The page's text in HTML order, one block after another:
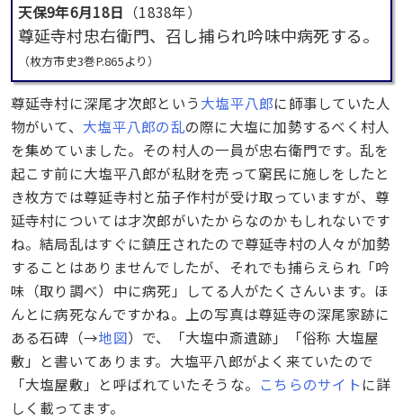
天保9年6月18日 （1838年）
尊延寺村忠右衛門、召し捕られ吟味中病死する。
（枚方市史3巻P.865より）
尊延寺村に深尾才次郎という大塩平八郎に師事していた人
物がいて、 大塩平八郎の乱の際に大塩に加勢するべく村人
を集めていました。その村人の一員が忠右衛門です。乱を
起こす前に大塩平八郎が私財を売って窮民に施しをしたと
き枚方では尊延寺村と茄子作村が受け取っていますが、尊
延寺村については才次郎がいたからなのかもしれないです
ね。結局乱はすぐに鎮圧されたので尊延寺村の人々が加勢
することはありませんでしたが、それでも捕らえられ「吟
味（取り調べ）中に病死」してる人がたくさんいます。ほ
んとに病死なんですかね。上の写真は尊延寺の深尾家跡に
ある石碑（→地図）で、「大塩中斎遺跡」「俗称 大塩屋
敷」と書いてあります。大塩平八郎がよく来ていたので
「大塩屋敷」と呼ばれていたそうな。 こちらのサイト に詳
しく載ってます。